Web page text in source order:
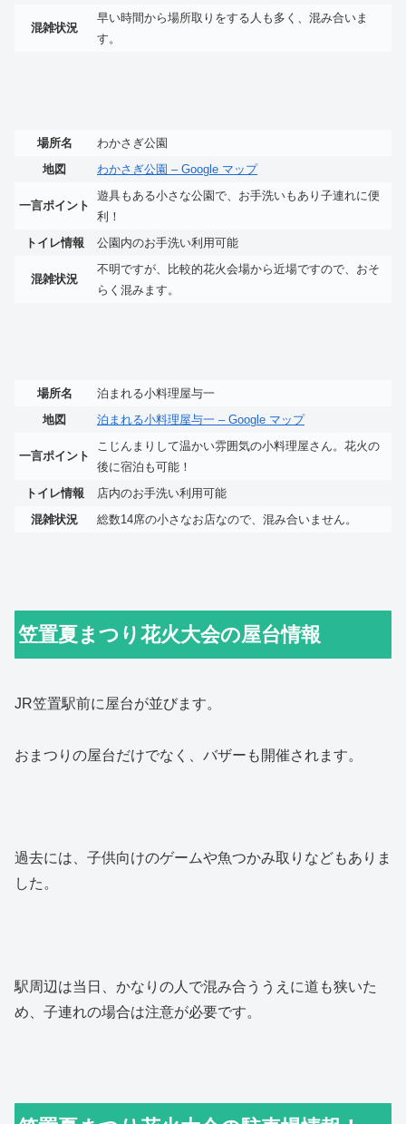
混雑状況
早い時間から場所取りをする人も多く、混み合いま
す。
場所名
わかさぎ公園
地図
わかさぎ公園 – Google マップ
一言ポイント
遊具もある小さな公園で、お手洗いもあり子連れに便
利！
トイレ情報
公園内のお手洗い利用可能
混雑状況
不明ですが、比較的花火会場から近場ですので、おそ
らく混みます。
場所名
泊まれる小料理屋与一
地図
泊まれる小料理屋与一 – Google マップ
一言ポイント
こじんまりして温かい雰囲気の小料理屋さん。花火の
後に宿泊も可能！
トイレ情報
店内のお手洗い利用可能
混雑状況
総数14席の小さなお店なので、混み合いません。
笠置夏まつり花火大会の屋台情報
JR笠置駅前に屋台が並びます。
おまつりの屋台だけでなく、バザーも開催されます。
過去には、子供向けのゲームや魚つかみ取りなどもありま
した。
駅周辺は当日、かなりの人で混み合ううえに道も狭いた
め、子連れの場合は注意が必要です。